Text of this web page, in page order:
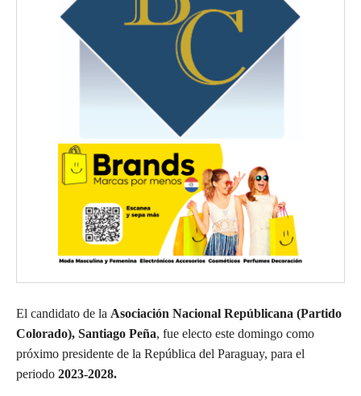
El candidato de la Asociación Nacional Repúblicana (Partido
Colorado), Santiago Peña, fue electo este domingo como
próximo presidente de la República del Paraguay, para el
periodo 2023-2028.